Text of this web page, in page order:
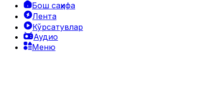
Бош саҳифа
Лента
Кўрсатувлар
Аудио
Меню